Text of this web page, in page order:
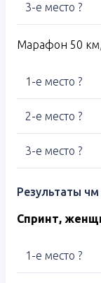
3-е место ?
Марафон 50
1-е место ?
2-е место ?
3-е место ?
Результаты
Спринт,
1-е место ?